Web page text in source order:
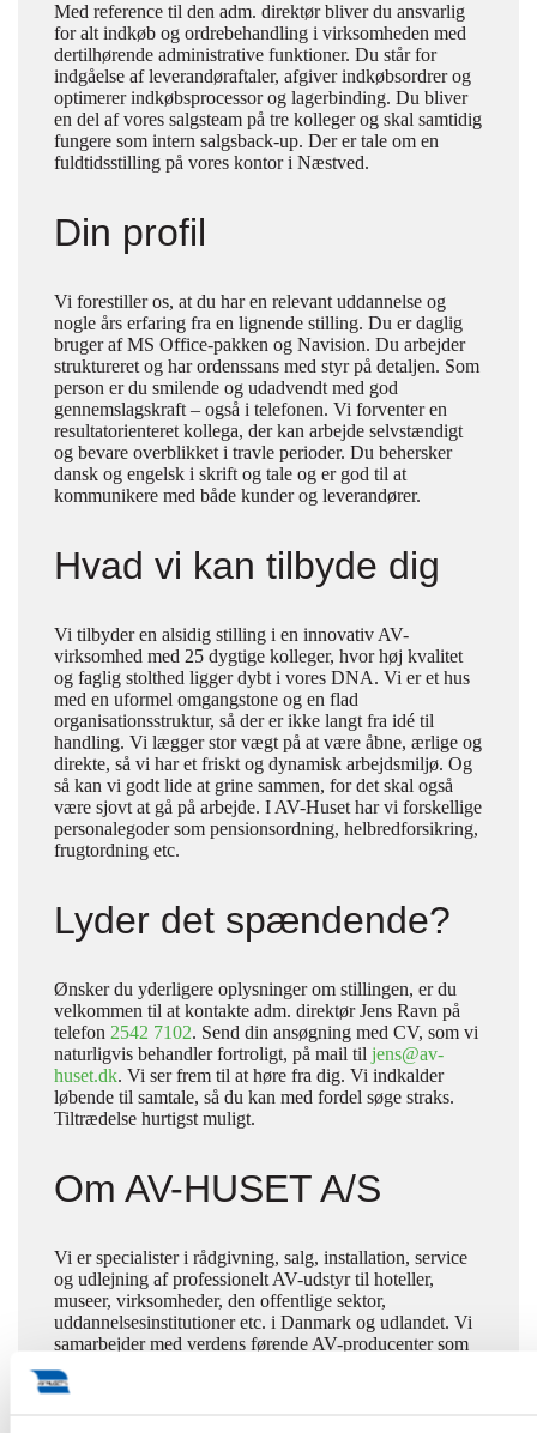
Med reference til den adm. direktør bliver du ansvarlig
for alt indkøb og ordrebehandling i virksomheden med
dertilhørende administrative funktioner. Du står for
indgåelse af leverandøraftaler, afgiver indkøbsordrer og
optimerer indkøbsprocessor og lagerbinding. Du bliver
en del af vores salgsteam på tre kolleger og skal samtidig
fungere som intern salgsback-up. Der er tale om en
fuldtidsstilling på vores kontor i Næstved.
Din profil
Vi forestiller os, at du har en relevant uddannelse og
nogle års erfaring fra en lignende stilling. Du er daglig
bruger af MS Office-pakken og Navision. Du arbejder
struktureret og har ordenssans med styr på detaljen. Som
person er du smilende og udadvendt med god
gennemslagskraft – også i telefonen. Vi forventer en
resultatorienteret kollega, der kan arbejde selvstændigt
og bevare overblikket i travle perioder. Du behersker
dansk og engelsk i skrift og tale og er god til at
kommunikere med både kunder og leverandører.
Hvad vi kan tilbyde dig
Vi tilbyder en alsidig stilling i en innovativ AV-
virksomhed med 25 dygtige kolleger, hvor høj kvalitet
og faglig stolthed ligger dybt i vores DNA. Vi er et hus
med en uformel omgangstone og en flad
organisationsstruktur, så der er ikke langt fra idé til
handling. Vi lægger stor vægt på at være åbne, ærlige og
direkte, så vi har et friskt og dynamisk arbejdsmiljø. Og
så kan vi godt lide at grine sammen, for det skal også
være sjovt at gå på arbejde. I AV-Huset har vi forskellige
personalegoder som pensionsordning, helbredforsikring,
frugtordning etc.
Lyder det spændende?
Ønsker du yderligere oplysninger om stillingen, er du
velkommen til at kontakte adm. direktør Jens Ravn på
telefon 2542 7102. Send din ansøgning med CV, som vi
naturligvis behandler fortroligt, på mail til jens@av-
huset.dk. Vi ser frem til at høre fra dig. Vi indkalder
løbende til samtale, så du kan med fordel søge straks.
Tiltrædelse hurtigst muligt.
Om AV-HUSET A/S
Vi er specialister i rådgivning, salg, installation, service
og udlejning af professionelt AV-udstyr til hoteller,
museer, virksomheder, den offentlige sektor,
uddannelsesinstitutioner etc. i Danmark og udlandet. Vi
samarbejder med verdens førende AV-producenter som
Panasonic og Bosch og har været i branchen siden 1990.
Vi har tilsluttet os FNs Global Compact vedr. anti-